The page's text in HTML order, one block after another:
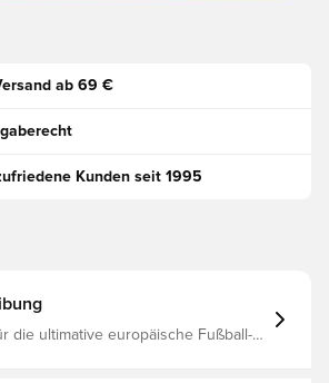
ab 69 €
Kunden seit 1995
die ultimative europäische Fußball-